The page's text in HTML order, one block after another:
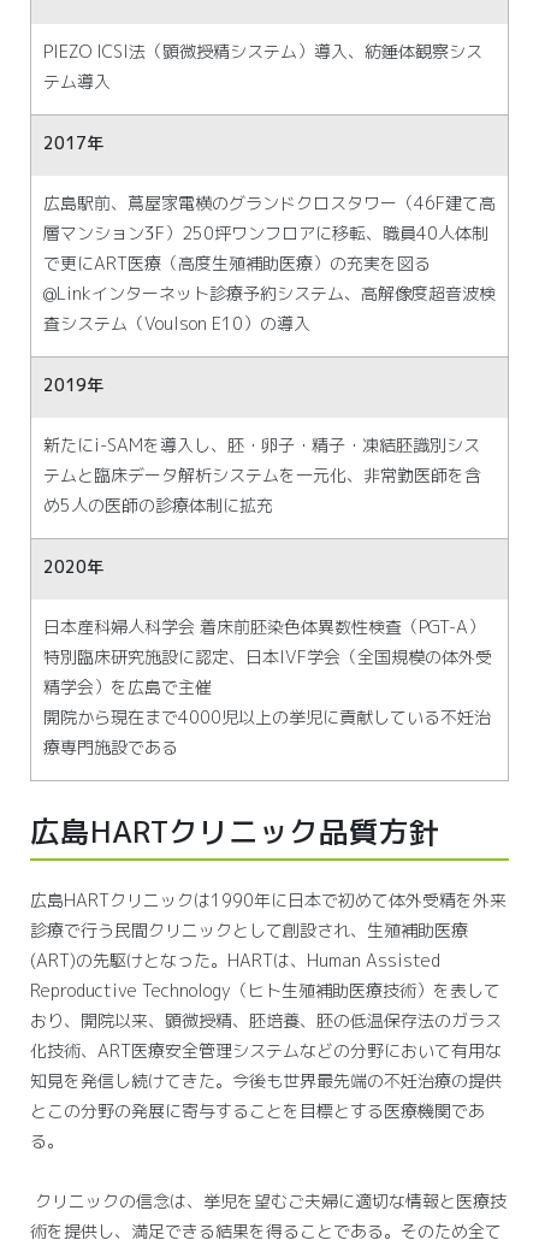
PIEZO ICSI法（顕微授精システム）導入、紡錘体観察シス
テム導入
2017年
広島駅前、蔦屋家電横のグランドクロスタワー（46F建て高
層マンション3F）250坪ワンフロアに移転、職員40人体制
で更にART医療（高度生殖補助医療）の充実を図る
@Linkインターネット診療予約システム、高解像度超音波検
査システム（Voulson E10）の導入
2019年
新たにi-SAMを導入し、胚・卵子・精子・凍結胚識別シス
テムと臨床データ解析システムを一元化、非常勤医師を含
め5人の医師の診療体制に拡充
2020年
日本産科婦人科学会 着床前胚染色体異数性検査（PGT-A）
特別臨床研究施設に認定、日本IVF学会（全国規模の体外受
精学会）を広島で主催
開院から現在まで4000児以上の挙児に貢献している不妊治
療専門施設である
広島HARTクリニック品質方針
広島HARTクリニックは1990年に日本で初めて体外受精を外来
診療で行う民間クリニックとして創設され、生殖補助医療
(ART)の先駆けとなった。HARTは、Human Assisted
Reproductive Technology（ヒト生殖補助医療技術）を表して
おり、開院以来、顕微授精、胚培養、胚の低温保存法のガラス
化技術、ART医療安全管理システムなどの分野において有用な
知見を発信し続けてきた。今後も世界最先端の不妊治療の提供
とこの分野の発展に寄与することを目標とする医療機関であ
る。
クリニックの信念は、挙児を望むご夫婦に適切な情報と医療技
術を提供し、満足できる結果を得ることである。そのため全て